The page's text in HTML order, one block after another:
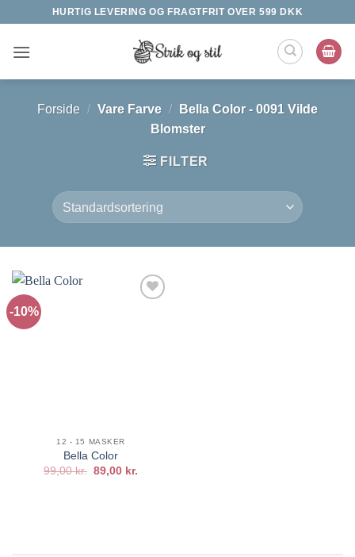
indhold
HURTIG LEVERING OG FRAGTFRIT OVER 599 DKK
Forside / Vare Farve /
Bella Color - 0091 Vilde
Blomster
FILTER
-10%
12 - 15 MASKER
Bella Color
99,00kr. Den
89,00 kr.